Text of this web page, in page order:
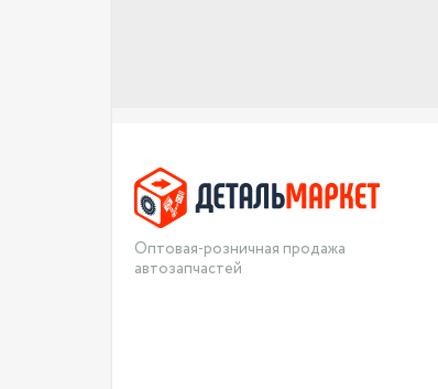
Оптовая-розничная продажа
автозапчастей